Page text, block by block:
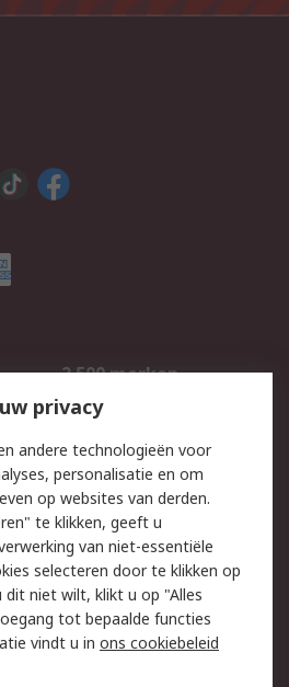
2.500 merken
Inkoopoplossingen
Email veiligheid
Websitevoorwaarden
privacy
andere technologieën voor
personalisatie en om
op websites van derden.
te klikken, geeft u
van niet-essentiële
selecteren door te klikken op
dit niet wilt, klikt u op "Alles
tot bepaalde functies
vindt u in ons cookiebeleid